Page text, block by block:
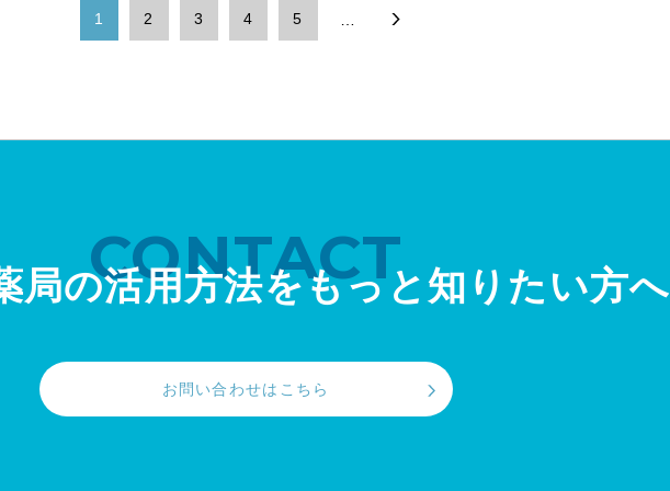
1 2 3 4 5
CONTACT
局の活用方法をもっと知りたい方へ
お問い合わせはこちら